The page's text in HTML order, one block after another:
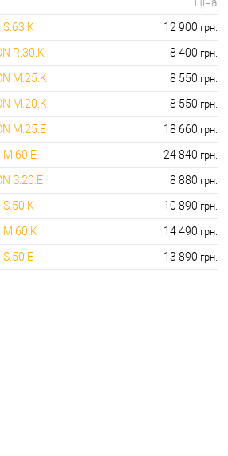
🔑 самий дешевий: грн. самий дорогий: грн.
12 900 грн.
R.30.K 8 400 грн.
M.25.K 8 550 грн.
M.20.K 8 550 грн.
M.25.E 18 660 грн.
M.60.E 24 840 грн.
S.20.E 8 880 грн.
10 890 грн.
M.60.K 14 490 грн.
13 890 грн.